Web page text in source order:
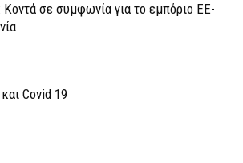
Κοντά σε συμφωνία για το εμπόριο ΕΕ-
Covid 19